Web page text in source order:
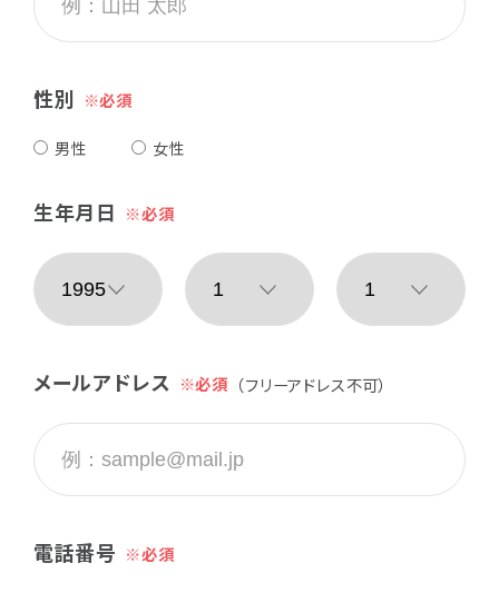
性別
男性 女性
生年月日
メールアドレス （フリーアドレス不可）
電話番号